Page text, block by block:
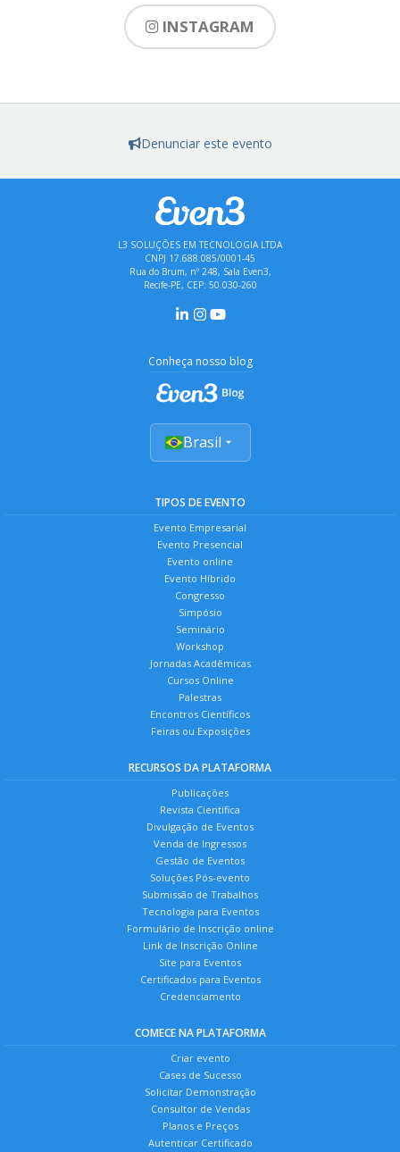
INSTAGRAM
Denunciar este evento
L3 SOLUÇÕES EM TECNOLOGIA LTDA
CNPJ 17.688.085/0001-45
Rua do Brum, nº 248, Sala Even3,
Recife-PE, CEP: 50.030-260
Conheça nosso blog
Brasil
TIPOS DE EVENTO
Evento Empresarial
Evento Presencial
Evento online
Evento Híbrido
Congresso
Simpósio
Seminário
Workshop
Jornadas Acadêmicas
Cursos Online
Palestras
Encontros Científicos
Feiras ou Exposições
RECURSOS DA PLATAFORMA
Publicações
Revista Científica
Divulgação de Eventos
Venda de Ingressos
Gestão de Eventos
Soluções Pós-evento
Submissão de Trabalhos
Tecnologia para Eventos
Formulário de Inscrição online
Link de Inscrição Online
Site para Eventos
Certificados para Eventos
Credenciamento
COMECE NA PLATAFORMA
Criar evento
Cases de Sucesso
Solicitar Demonstração
Consultor de Vendas
Planos e Preços
Autenticar Certificado